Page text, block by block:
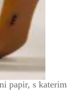
papir, s katerim